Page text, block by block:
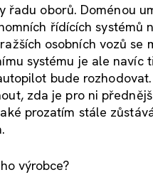
řadu oborů. Doménou
řídících systémů
osobních vozů se
systému je ale navíc
bude
zda je pro ni
prozatím stále
výrobce?